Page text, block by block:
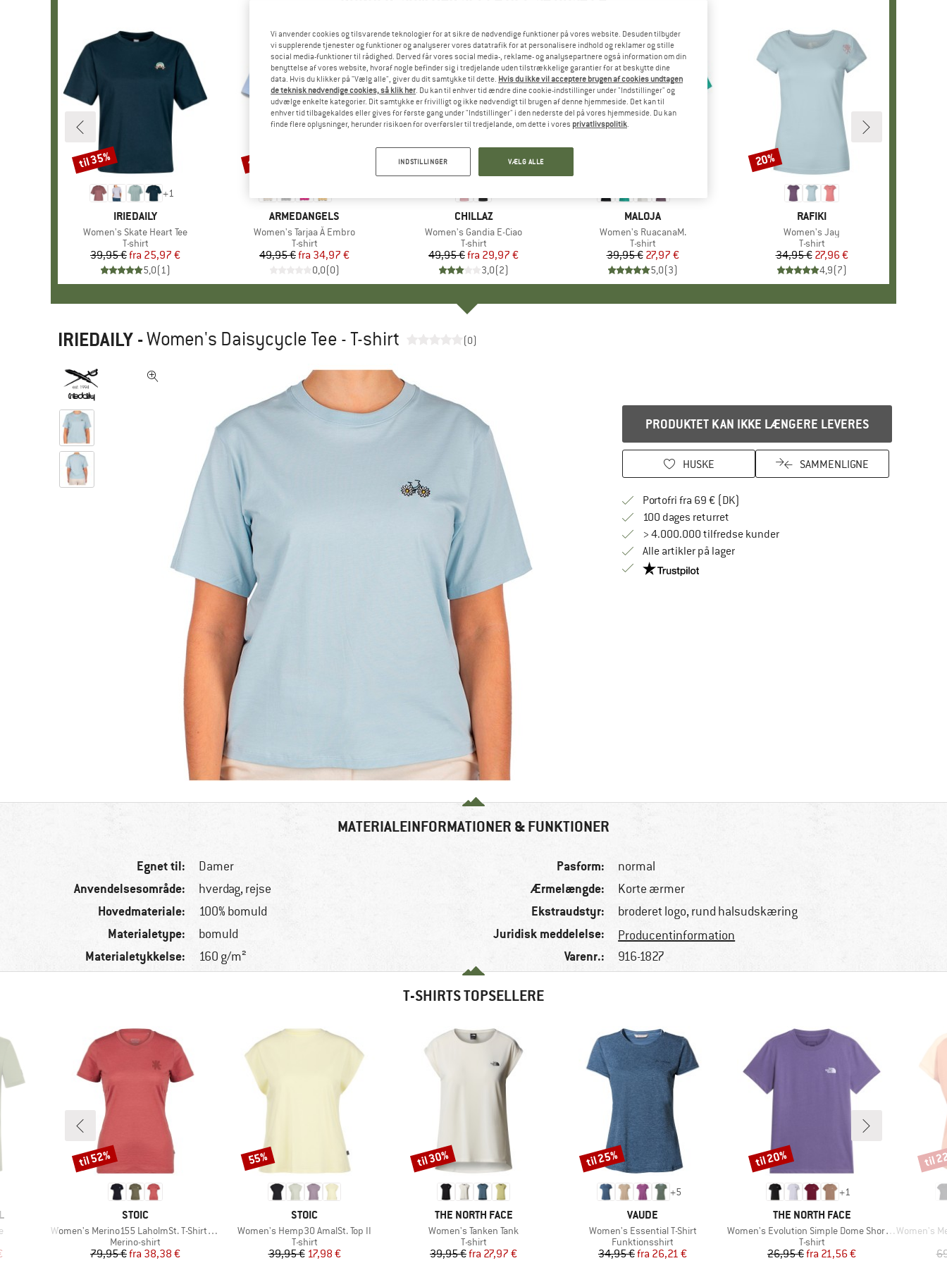
+1
MÆRKE
IRIEDAILY
Artikel
Women's Skate Heart Tee
Produktgruppe
T-shirt
Pris
39,95 € Nedsat pris
fra 25,97 €
5,0(1)
Rabat
til 35%
MÆRKE
ARMEDANGELS
Artikel
Women's Tarjaa Å Embro
Produktgruppe
T-shirt
Pris
49,95 € Nedsat pris
fra 34,97 €
0,0(0)
Rabat
til 30%
MÆRKE
CHILLAZ
Artikel
Women's Gandia E-Ciao
Produktgruppe
T-shirt
Pris
49,95 € Nedsat pris
fra 29,97 €
3,0(2)
Rabat
til 40%
MÆRKE
MALOJA
Artikel
Women's RuacanaM.
Produktgruppe
T-shirt
Pris
39,95 €Nedsat pris
27,97 €
5,0(3)
MÆRKE
RAFIKI
Artikel
Women's Jay
Produktgruppe
T-shirt
Pris
34,95 €Nedsat pris
27,96 €
4,9(7)
Rabat
20%
IRIEDAILY -Women's Daisycycle Tee - T-shirt (0)
PRODUKTET KAN IKKE LÆNGERE LEVERES
HUSKE SAMMENLIGNE
Portofri fra 69 € (DK)
100 dages returretGå til returretten her Åbnes i en infoboks
> 4.000.000 tilfredse kunder
Alle artikler på lager
Vi er Trustpilot-certificeret - oplysningerne får du
MATERIALEINFORMATIONER & FUNKTIONER
Egnet til: Damer
Anvendelsesområde: hverdag, rejse
Hovedmateriale: 100% bomuld
Materialetype: bomuld
Materialetykkelse: 160 g/m²
Pasform: normal
Ærmelængde: Korte ærmer
Ekstraudstyr: broderet logo, rund halsudskæring
Juridisk meddelelse: Producentinformation
Varenr.: 916-1827
T-SHIRTS TOPSELLERE
MÆRKE
STOIC
Artikel
Women's Merino155 LaholmSt. T-Shirt Daisy Flower
Produktgruppe
Merino-shirt
Pris
79,95 € Nedsat pris
fra 38,38 €
Rabat
til 52%
MÆRKE
STOIC
Artikel
Women's Hemp30 AmalSt. Top II
Produktgruppe
T-shirt
Pris
39,95 €Nedsat pris
17,98 €
Rabat
55%
MÆRKE
THE NORTH FACE
Artikel
Women's Tanken Tank
Produktgruppe
T-shirt
Pris
39,95 € Nedsat pris
fra 27,97 €
Rabat
til 30%
+5
MÆRKE
VAUDE
Artikel
Women's Essential T-Shirt
Produktgruppe
Funktionsshirt
Pris
34,95 € Nedsat pris
fra 26,21 €
Rabat
til 25%
+1
MÆRKE
THE NORTH FACE
Artikel
Women's Evolution Simple Dome Short Sleeve
Produktgruppe
T-shirt
Pris
26,95 € Nedsat pris
fra 21,56 €
Rabat
til 20%
Artikel
Women's
Rabat
til
Vi anvender cookies og tilsvarende teknologier for at sikre de nødvendige funktioner på vores website. Desuden tilbyder
vi supplerende tjenester og funktioner og analyserer vores datatrafik for at personalisere indhold og reklamer og stille
social media-funktioner til rådighed. Derved får vores social media-, reklame- og analysepartnere også information om din
benyttelse af vores website, hvoraf nogle befinder sig i tredjelande uden tilstrækkelige garantier for at beskytte dine
data. Hvis du klikker på "Vælg alle", giver du dit samtykke til dette. Hvis du ikke vil acceptere brugen af cookies undtagen
de teknisk nødvendige cookies, så klik her. Du kan til enhver tid ændre dine cookie-indstillinger under "Indstillinger" og
udvælge enkelte kategorier. Dit samtykke er frivilligt og ikke nødvendigt til brugen af denne hjemmeside. Det kan til
enhver tid tilbagekaldes eller gives for første gang under "Indstillinger" i den nederste del på vores hjemmeside. Du kan
finde flere oplysninger, herunder risikoen for overførsler til tredjelande, om dette i vores privatlivspolitik.
INDSTILLINGER VÆLG ALLE